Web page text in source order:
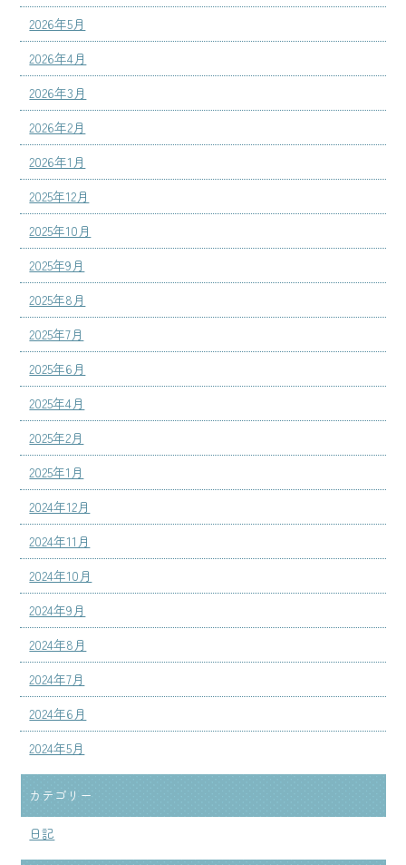
2026年5月
2026年4月
2026年3月
2026年2月
2026年1月
2025年12月
2025年10月
2025年9月
2025年8月
2025年7月
2025年6月
2025年4月
2025年2月
2025年1月
2024年12月
2024年11月
2024年10月
2024年9月
2024年8月
2024年7月
2024年6月
2024年5月
カテゴリー
日記